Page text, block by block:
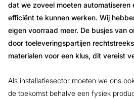
dat we zoveel moeten automatiseren
efficiënt te kunnen werken. Wij
eigen voorraad meer. De busjes van
door toeleveringspartijen
materialen voor een klus, dit vereist
Als installatiesector moeten we ons
de toekomst behalve een fysiek